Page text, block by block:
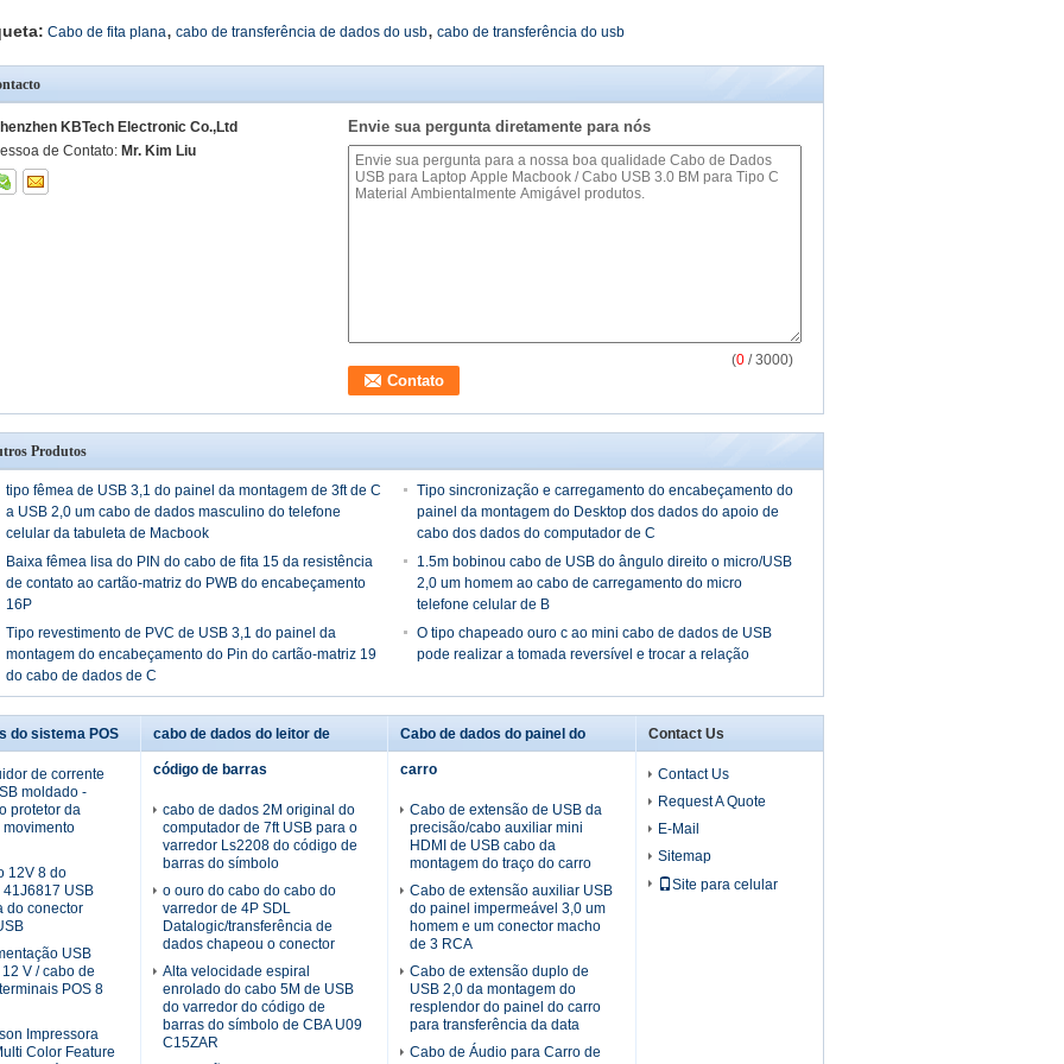
Cabo de fita plana, cabo de transferência de dados do usb, cabo de transferência do usb
KBTech Electronic Co.,Ltd
de Contato: Mr. Kim Liu
Envie sua pergunta diretamente para nós
(0 / 3000)
Produtos
tipo fêmea de USB 3,1 do painel da montagem de 3ft de C
a USB 2,0 um cabo de dados masculino do telefone
celular da tabuleta de Macbook
Tipo sincronização e carregamento do encabeçamento do
painel da montagem do Desktop dos dados do apoio de
cabo dos dados do computador de C
Baixa fêmea lisa do PIN do cabo de fita 15 da resistência
de contato ao cartão-matriz do PWB do encabeçamento
16P
1.5m bobinou cabo de USB do ângulo direito o micro/USB
2,0 um homem ao cabo de carregamento do micro
telefone celular de B
Tipo revestimento de PVC de USB 3,1 do painel da
montagem do encabeçamento do Pin do cartão-matriz 19
do cabo de dados de C
O tipo chapeado ouro c ao mini cabo de dados de USB
pode realizar a tomada reversível e trocar a relação
do sistema POS
de corrente
moldado -
protetor da
12V 8 do
USB
do conector
USB
V / cabo de
POS 8
Impressora
Color Feature
cabo de dados do leitor de
código de barras
cabo de dados 2M original do
computador de 7ft USB para o
varredor Ls2208 do código de
barras do símbolo
o ouro do cabo do cabo do
varredor de 4P SDL
Datalogic/transferência de
dados chapeou o conector
Alta velocidade espiral
enrolado do cabo 5M de USB
do varredor do código de
barras do símbolo de CBA U09
C15ZAR
Cabo de dados do painel do
carro
Cabo de extensão de USB da
precisão/cabo auxiliar mini
HDMI de USB cabo da
montagem do traço do carro
Cabo de extensão auxiliar USB
do painel impermeável 3,0 um
homem e um conector macho
de 3 RCA
Cabo de extensão duplo de
USB 2,0 da montagem do
resplendor do painel do carro
para transferência da data
Cabo de Áudio para Carro de
Contact Us
Contact Us
Request A Quote
E-Mail
Sitemap
Site para celular